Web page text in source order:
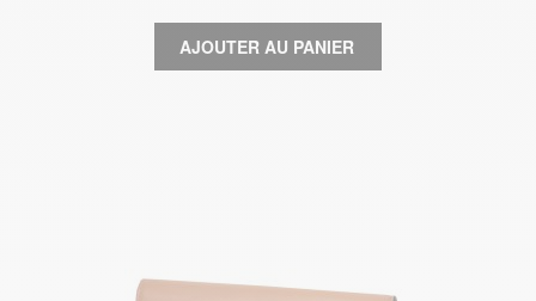
AJOUTER AU PANIER